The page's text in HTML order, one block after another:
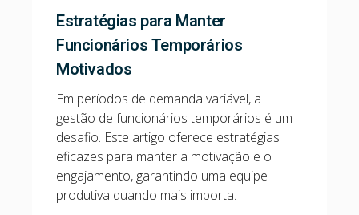
Estratégias para Manter
Funcionários Temporários
Motivados
Em períodos de demanda variável, a
gestão de funcionários temporários é um
desafio. Este artigo oferece estratégias
eficazes para manter a motivação e o
engajamento, garantindo uma equipe
produtiva quando mais importa.